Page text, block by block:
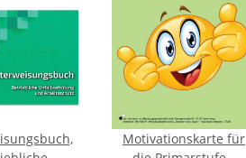
Motivationskarte für